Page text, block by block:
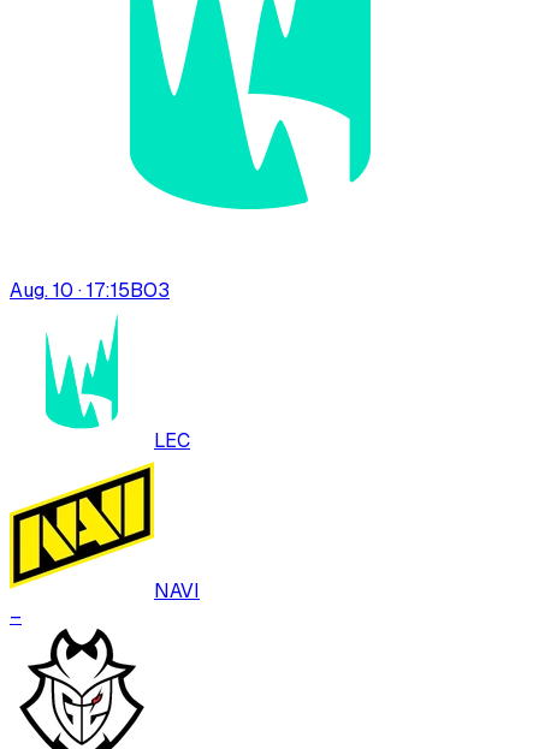
Aug. 10 · 17:15BO3
LEC
NAVI
–